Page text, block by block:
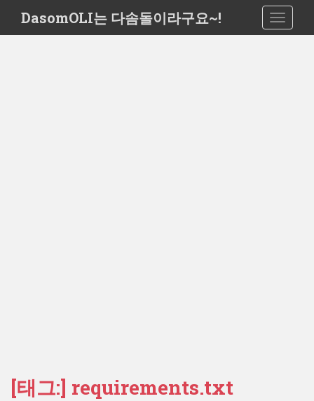
i
DasomOLI는 다솜돌이라구요~!
[태그:] requirements.txt